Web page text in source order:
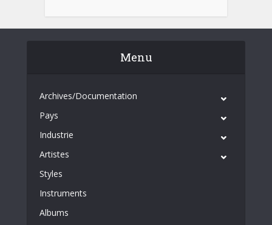
Menu
Archives/Documentation
Pays
Industrie
Artistes
Styles
Instruments
Albums